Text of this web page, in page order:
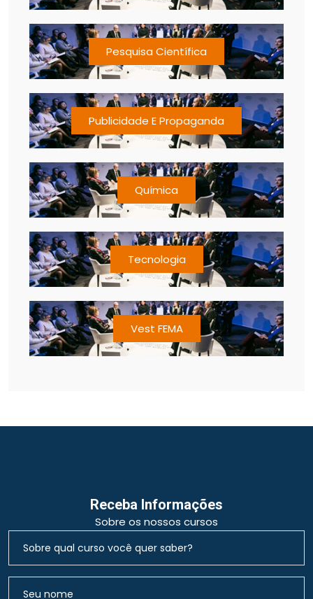
Pesquisa Científica
Publicidade E Propaganda
Química
Tecnologia
Vest FEMA
Receba Informações
Sobre os nossos cursos